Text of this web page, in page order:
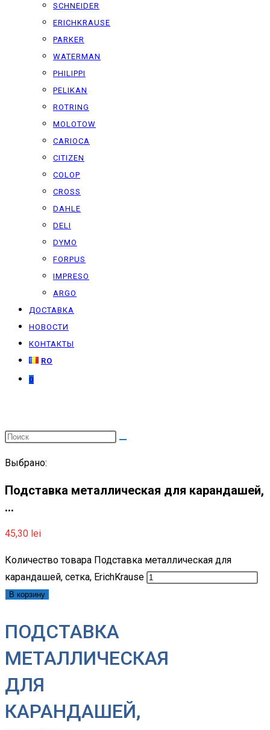
SCHNEIDER
ERICHKRAUSE
PARKER
WATERMAN
PHILIPPI
PELIKAN
ROTRING
MOLOTOW
CARIOCA
CITIZEN
COLOP
CROSS
DAHLE
DELI
DYMO
FORPUS
IMPRESO
ARGO
ДОСТАВКА
НОВОСТИ
КОНТАКТЫ
RO
0
Выбрано:
Подставка металлическая для карандашей,
…
45,30 lei
Количество товара Подставка металлическая для
карандашей, сетка, ErichKrause
В корзину
ПОДСТАВКА
МЕТАЛЛИЧЕСКАЯ
ДЛЯ
КАРАНДАШЕЙ,